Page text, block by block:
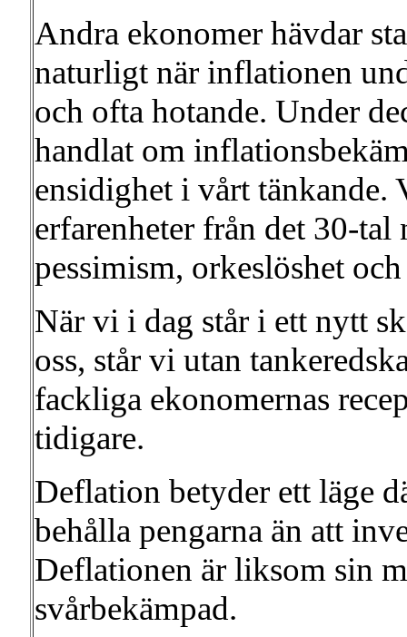
Andra ekonomer hävdar
naturligt när inflationen
och ofta hotande. Under
handlat om
ensidighet i vårt tänkande.
erfarenheter från det 30-tal
pessimism, orkeslöshet
När vi i dag står i ett nytt
oss, står vi utan
fackliga ekonomernas
tidigare.
Deflation betyder ett läge
behålla pengarna än att
Deflationen är liksom sin
svårbekämpad.